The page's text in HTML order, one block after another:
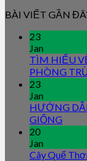
BÀI VIẾT GẦN
23
Jan
TÌM HIỂU
PHÒNG
23
Jan
HƯỚNG
GIỐNG
20
Jan
Cây Quế